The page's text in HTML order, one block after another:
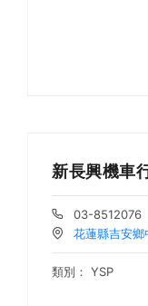
新長興機車
03-8512076
花蓮縣吉安
類別： YSP